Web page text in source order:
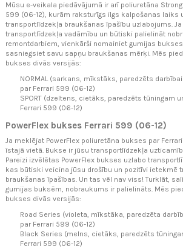
Mūsu e-veikala piedāvājumā ir arī poliuretāna
599 (06-12), kurām raksturīgs ilgs kalpošanas laiks
transportlīdzekļa braukšanas īpašību uzlabojums.
transportlīdzekļa vadāmību un būtiski palielināt
remontdarbiem, vienkārši nomainiet gumijas
sasniegsiet savu sapņu braukšanas mērķi. Mēs
bukses divās versijās:
NORMAL (sarkans, mīkstāks, paredzēts
par Ferrari 599 (06-12)
SPORT (dzeltens, cietāks, paredzēts tūningam
Ferrari 599 (06-12)
PowerFlex bukses Ferrari 599 (06-12)
Ja meklējat PowerFlex poliuretāna bukses par
īstajā vietā. Bukse ir jūsu transportlīdzekļa
Pareizi izvēlētas PowerFlex bukses uzlabo
kas būtiski veicina jūsu drošību un pozitīvi ietekmē
braukšanas īpašības. Un tas vēl nav viss! Turklāt,
gumijas buksēm, nobraukums ir palielināts. Mēs
bukses divās versijās:
Road Series (violeta, mīkstāka, paredzēta
par Ferrari 599 (06-12)
Black Series (melns, cietāks, paredzēts
Ferrari 599 (06-12)